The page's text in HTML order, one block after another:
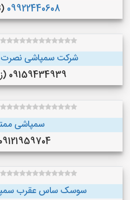
09922440608
شرکت سمپاشی نصرت
09159434939 (زاهدان )
سمپاشی
()
سوسک ساس عقرب